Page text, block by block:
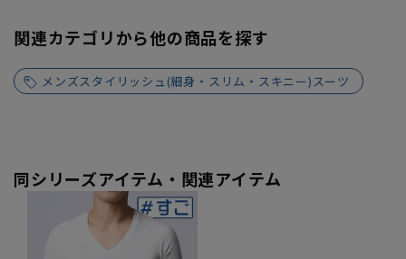
関連カテゴリから他の商品を探す
メンズスタイリッシュ(細身・スリム・スキニー)スーツ
同シリーズアイテム・関連アイテム